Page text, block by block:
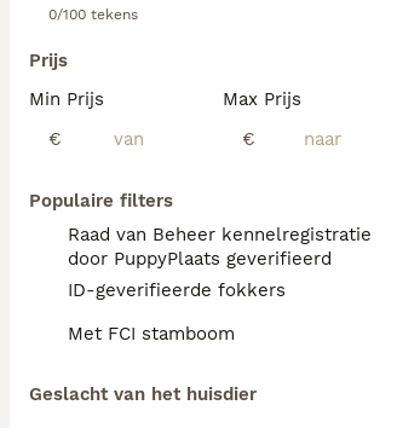
0/100 tekens
Prijs
Min Prijs
€
Max Prijs
€
Populaire filters
Raad van Beheer kennelregistratie
door PuppyPlaats geverifieerd
ID-geverifieerde fokkers
Met FCI stamboom
Geslacht van het huisdier